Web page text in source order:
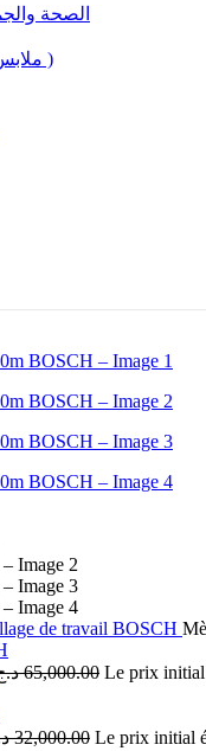
الصحة
Vita Mode ( ملابس و أحذية )
de travail BOSCH
65,000.00
32,000.00